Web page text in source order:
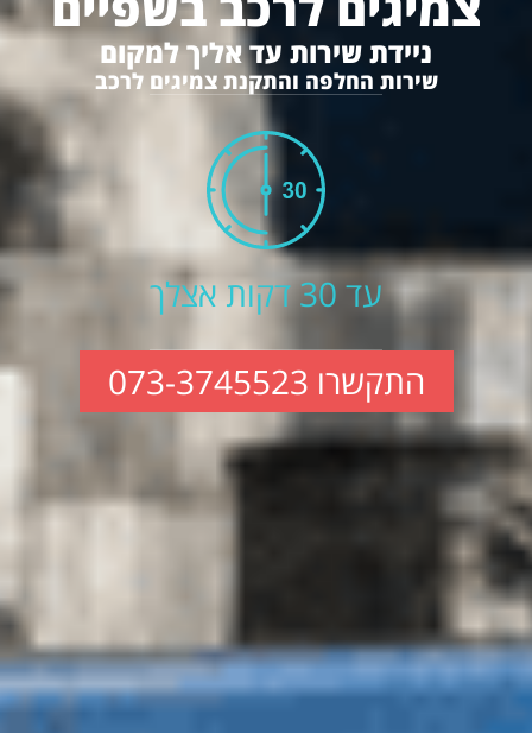
ניידת שירות עד אליך למקום
שירות החלפה והתקנת צמיגים לרכב
עד 30 דקות אצלך
התקשרו 073-3745523